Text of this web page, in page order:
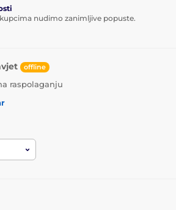
nudimo zanimljive popuste.
offline
raspolaganju